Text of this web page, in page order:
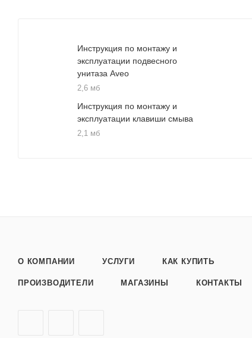
Инструкция по монтажу и
эксплуатации подвесного
унитаза Aveo
2,6 мб
Инструкция по монтажу и
эксплуатации клавиши смыва
2,1 мб
О КОМПАНИИ УСЛУГИ КАК КУПИТЬ
ПРОИЗВОДИТЕЛИ МАГАЗИНЫ КОНТАКТЫ